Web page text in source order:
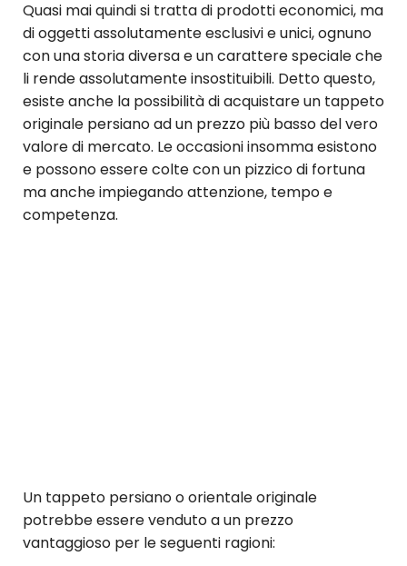
Quasi mai quindi si tratta di prodotti economici, ma
di oggetti assolutamente esclusivi e unici, ognuno
con una storia diversa e un carattere speciale che
li rende assolutamente insostituibili. Detto questo,
esiste anche la possibilità di acquistare un tappeto
originale persiano ad un prezzo più basso del vero
valore di mercato. Le occasioni insomma esistono
e possono essere colte con un pizzico di fortuna
ma anche impiegando attenzione, tempo e
competenza.
Un tappeto persiano o orientale originale
potrebbe essere venduto a un prezzo
vantaggioso per le seguenti ragioni: